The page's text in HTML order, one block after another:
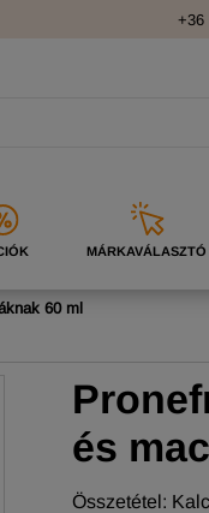
+36
MÁRKAVÁLASZTÓ
60 ml
és
Összetétel: